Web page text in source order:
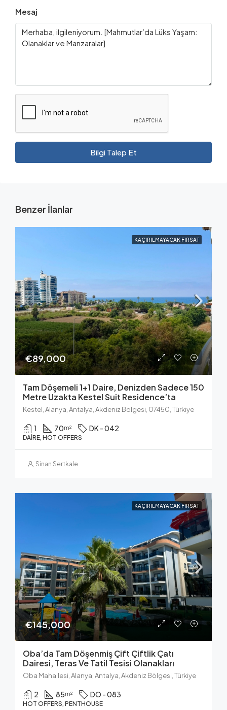
Mesaj
Bilgi Talep Et
Benzer İlanlar
KAÇIRILMAYACAK FIRSAT
€89,000
Tam Döşemeli 1+1 Daire, Denizden Sadece 150
Metre Uzakta Kestel Suit Residence’ta
Kestel, Alanya, Antalya, Akdeniz Bölgesi, 07450, Türkiye
1 70m² DK - 042
DAIRE, HOT OFFERS
Sinan Sertkale
KAÇIRILMAYACAK FIRSAT
€145,000
Oba’da Tam Döşenmiş Çift Çiftlik Çatı
Dairesi, Teras Ve Tatil Tesisi Olanakları
Oba Mahallesi, Alanya, Antalya, Akdeniz Bölgesi, Türkiye
2 85m² DO - 083
HOT OFFERS, PENTHOUSE